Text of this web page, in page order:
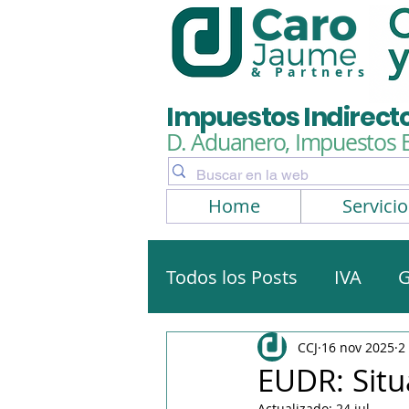
Impuestos
D. Aduanero, Impuestos
& Partners
Home
Todos los Posts IVA
Artículos, noticias
EUDR:
CCJ 16 nov 2025